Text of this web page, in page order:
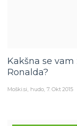
Kakšna se
Ronalda?
Moški.si hudo 7. Okt 2015